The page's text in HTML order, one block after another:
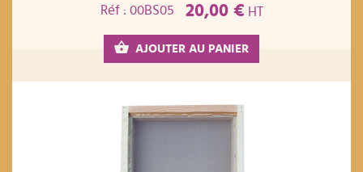
Réf : 00BS05
20,00 € HT
AJOUTER AU PANIER